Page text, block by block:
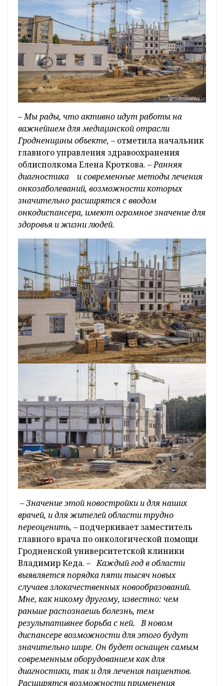
– Мы рады, что активно идут работы на
важнейшем для медицинской отрасли
Гродненщины объекте, – отметила начальник
главного управления здравоохранения
облисполкома Елена Кроткова. –Ранняя
диагностика и современные методы лечения
онкозаболеваний, возможности которых
значительно расширятся с вводом
онкодиспансера, имеют огромное значение для
здоровья и жизни людей.
– Значение этой новостройки и для наших
врачей, и для жителей области трудно
переоценить, – подчеркивает заместитель
главного врача по онкологической помощи
Гродненской университетской клиники
Владимир Кеда. – Каждый год в области
выявляется порядка пяти тысяч новых
случаев злокачественных новообразований.
Мне, как никому другому, известно: чем
раньше распознаешь болезнь, тем
результативнее борьба с ней. В новом
диспансере возможности для этого будут
значительно шире. Он будет оснащен самым
современным оборудованием как для
диагностики, так и для лечения пациентов.
Расширятся возможности применения